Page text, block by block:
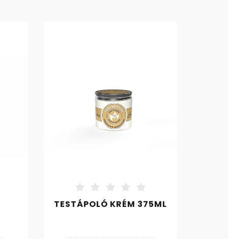
TESTÁPOLÓ KRÉM 375ML